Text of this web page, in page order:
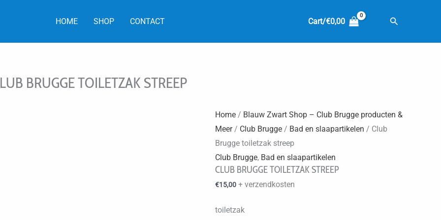
HOME SHOP CONTACT Cart/€0,00 Zoeken
BRUGGE TOILETZAK STREEP
Home/ Blauw Zwart Shop – Club Brugge producten &
Meer/ Club Brugge/ Bad en slaapartikelen / Club
Brugge toiletzak streep
Club Brugge, Bad en slaapartikelen
CLUB BRUGGE TOILETZAK STREEP
€15,00 + verzendkosten
toiletzak